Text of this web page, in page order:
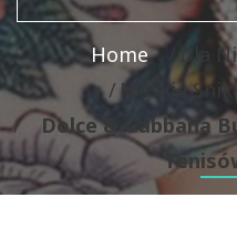
Home Dla
Meskie
Dolce & Gabbana